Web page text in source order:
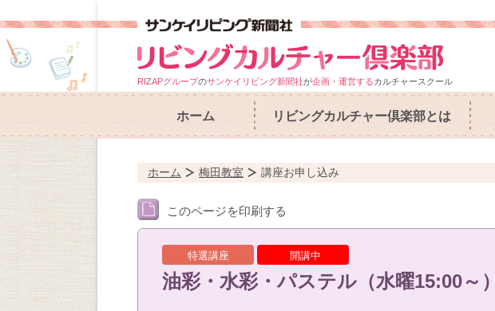
RIZAPグループのサンケイリビング新聞社が企画・運営するカルチャースクール
ホーム リビングカルチャー倶楽部とは
ホーム 梅田教室 講座お申し込み
このページを印刷する
特選講座 開講中
油彩・水彩・パステル（水曜15:00～）